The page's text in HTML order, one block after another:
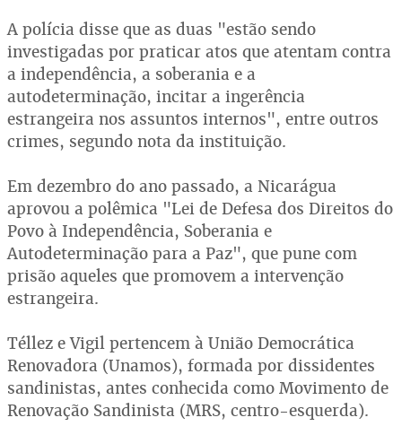
A polícia disse que as duas "estão sendo
investigadas por praticar atos que atentam contra
a independência, a soberania e a
autodeterminação, incitar a ingerência
estrangeira nos assuntos internos", entre outros
crimes, segundo nota da instituição.
Em dezembro do ano passado, a Nicarágua
aprovou a polêmica "Lei de Defesa dos Direitos do
Povo à Independência, Soberania e
Autodeterminação para a Paz", que pune com
prisão aqueles que promovem a intervenção
estrangeira.
Téllez e Vigil pertencem à União Democrática
Renovadora (Unamos), formada por dissidentes
sandinistas, antes conhecida como Movimento de
Renovação Sandinista (MRS, centro-esquerda).